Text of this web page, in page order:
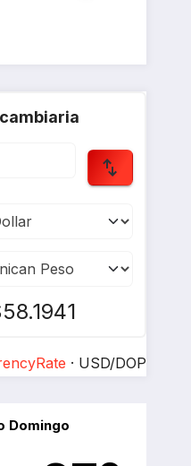
· USD/DOP
Domingo